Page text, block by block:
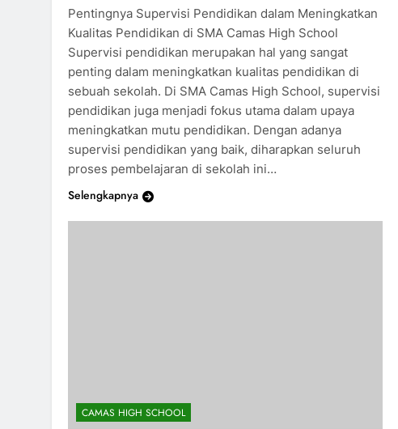
Pentingnya Supervisi Pendidikan dalam Meningkatkan
Kualitas Pendidikan di SMA Camas High School
Supervisi pendidikan merupakan hal yang sangat
penting dalam meningkatkan kualitas pendidikan di
sebuah sekolah. Di SMA Camas High School, supervisi
pendidikan juga menjadi fokus utama dalam upaya
meningkatkan mutu pendidikan. Dengan adanya
supervisi pendidikan yang baik, diharapkan seluruh
proses pembelajaran di sekolah ini…
Selengkapnya
CAMAS HIGH SCHOOL